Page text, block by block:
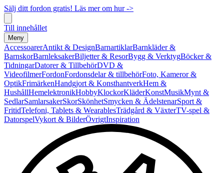
Sälj ditt fordon gratis! Läs mer om hur ->
Till innehållet
Meny
AccessoarerAntikt & DesignBarnartiklarBarnkläder &
BarnskorBarnleksakerBiljetter & ResorBygg & VerktygBöcker &
TidningarDatorer & TillbehörDVD &
VideofilmerFordonFordonsdelar & tillbehörFoto, Kameror &
OptikFrimärkenHandgjort & KonsthantverkHem &
HushållHemelektronikHobbyKlockorKläderKonstMusikMynt &
SedlarSamlarsakerSkorSkönhetSmycken & ÄdelstenarSport &
FritidTelefoni, Tablets & WearablesTrädgård & VäxterTV-spel &
DatorspelVykort & BilderÖvrigtInspiration